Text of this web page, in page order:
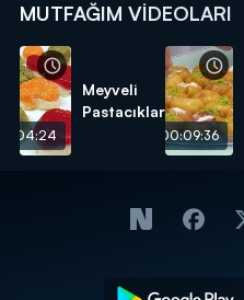
MUTFAĞIM VIDEOLARI
Meyveli
Pastacıklar
00:09:36